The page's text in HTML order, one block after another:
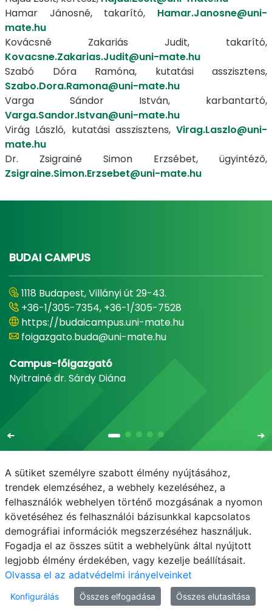
Hamar Jánosné, takarító, Hamar.Janosne@uni-
mate.hu
Kovácsné Zakariás Judit, takarító,
Kovacsne.Zakarias.Judit@uni-mate.hu
Szabó Dóra Ramóna, kutatási asszisztens,
Szabo.Dora.Ramona@uni-mate.hu
Varga Sándor István, karbantartó,
Varga.Sandor.Istvan@uni-mate.hu
Virág László, kutatási asszisztens, Virag.Laszlo@uni-
mate.hu
Dr. Zsigrainé Simon Erzsébet, ügyintéző,
Zsigraine.Simon.Erzsebet@uni-mate.hu
BUDAI CAMPUS
1118 Budapest, Villányi út 29-43.
+36-1/305-7354, +36-1/305-7528
https://budaicampus.uni-mate.hu
foigazgato.buda@uni-mate.hu
Campus-főigazgató
Nyitrainé dr. Sárdy Diána
E-mail Telefonkönyv NEPTUN
E-learning
Adatvédelem
© MATE 2021
A sütiket személyre szabott élmény nyújtásához,
trendek elemzéséhez, a webhely kezeléséhez, a
felhasználók webhelyen történő mozgásának a nyomon
követéséhez és felhasználói bázisunkkal kapcsolatos
demográfiai információk megszerzéséhez használjuk.
Fogadja el az összes sütit a webhelyünk által nyújtott
legjobb élmény érdekében, vagy kezelje beállításait.
Olvassa el az adatvédelmi irányelveinket
Konfigurálás Összes elfogadása Összes elutasítása